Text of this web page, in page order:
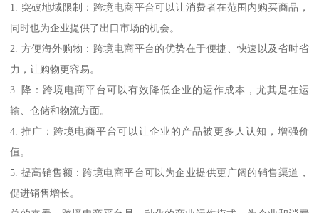
1. 突破地域限制：跨境电商平台可以让消费者在范围内购买商品，
同时也为企业提供了出口市场的机会。
2. 方便海外购物：跨境电商平台的优势在于便捷、快速以及省时省
力，让购物更容易。
3. 降：跨境电商平台可以有效降低企业的运作成本，尤其是在运
输、仓储和物流方面。
4. 推广：跨境电商平台可以让企业的产品被更多人认知，增强价
值。
5. 提高销售额：跨境电商平台可以为企业提供更广阔的销售渠道，
促进销售增长。